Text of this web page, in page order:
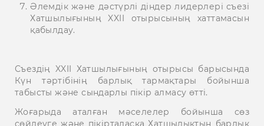
Әлемдік және дәстүрлі діндер лидерлері съезі
Хатшылығының XXII отырысының хаттамасын
қабылдау.
Съездің XXII Хатшылығының отырысы барысында
Күн тәртібінің барлық тармақтары бойынша
табысты және сындарлы пікір алмасу өтті.
Жоғарыда аталған мәселелер бойынша сөз
сөйлеуге және пікірталасқа Хатшылықтың барлық